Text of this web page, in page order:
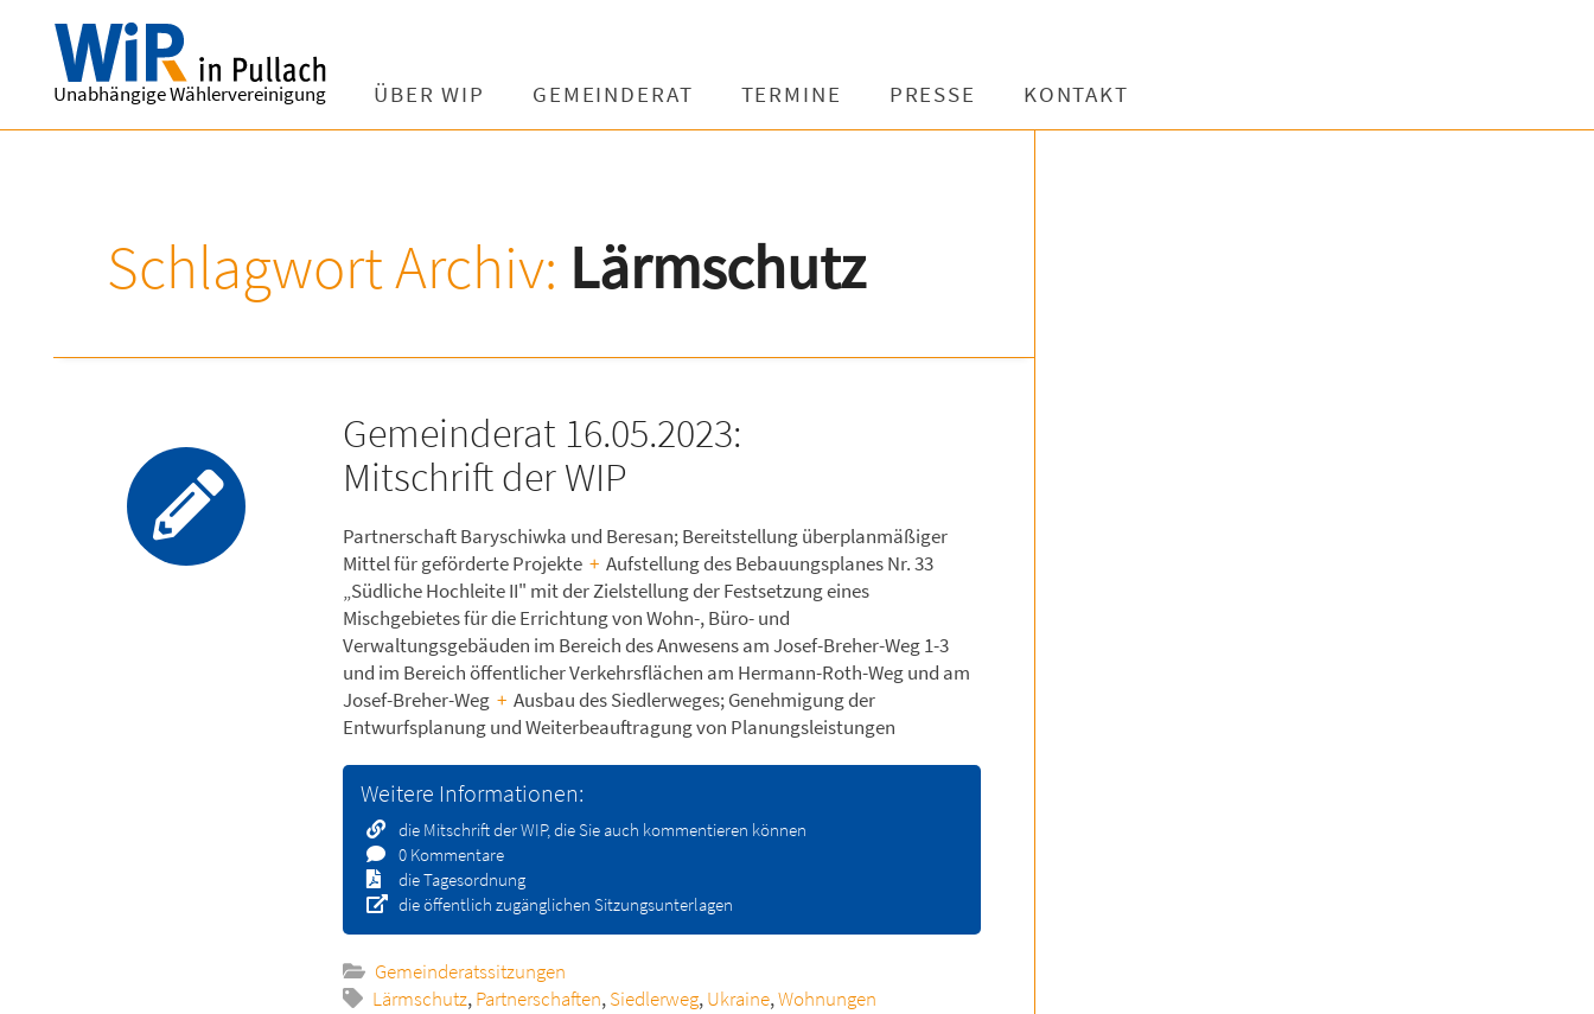
Unabhängige Wählervereinigung ÜBER WIP GEMEINDERAT TERMINE PRESSE KONTAKT
Schlagwort Archiv: Lärmschutz
Gemeinderat 16.05.2023:
Mitschrift der WIP
Partnerschaft Baryschiwka und Beresan; Bereitstellung überplanmäßiger
Mittel für geförderte Projekte + Aufstellung des Bebauungsplanes Nr. 33
„Südliche Hochleite II" mit der Zielstellung der Festsetzung eines
Mischgebietes für die Errichtung von Wohn-, Büro- und
Verwaltungsgebäuden im Bereich des Anwesens am Josef-Breher-Weg 1-3
und im Bereich öffentlicher Verkehrsflächen am Hermann-Roth-Weg und am
Josef-Breher-Weg + Ausbau des Siedlerweges; Genehmigung der
Entwurfsplanung und Weiterbeauftragung von Planungsleistungen
Weitere Informationen:
die Mitschrift der WIP, die Sie auch kommentieren können
0 Kommentare
die Tagesordnung
die öffentlich zugänglichen Sitzungsunterlagen
Gemeinderatssitzungen
Lärmschutz,Partnerschaften,Siedlerweg,Ukraine,Wohnungen